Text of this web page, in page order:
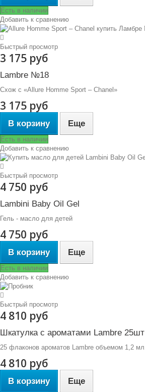
Есть в наличии
Добавить к сравнению
Быстрый просмотр
3 175 руб
Lambre №18
Схож с «Allure Homme Sport – Chanel»
3 175 руб
В корзину Еще
Есть в наличии
Добавить к сравнению
Быстрый просмотр
4 750 руб
Lambini Baby Oil Gel
Гель - масло для детей
4 750 руб
В корзину Еще
Есть в наличии
Добавить к сравнению
Быстрый просмотр
4 810 руб
Шкатулка с ароматами Lambre 25шт
25 флаконов ароматов Lambre объемом 1,2 мл.
4 810 руб
В корзину Еще